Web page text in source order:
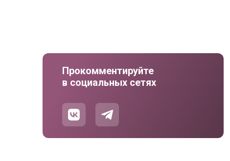
Прокомментируйте
в социальных сетях